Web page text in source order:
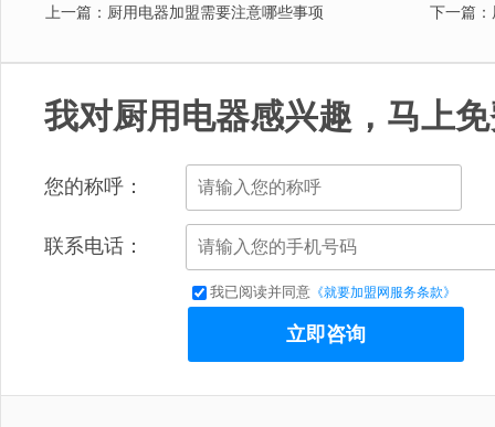
下一篇
上一篇：厨用电器加盟需要注意哪些事项
我对厨用电器感兴趣，马上
您的称呼：
联系电话：
我已阅读并同意 《就要加盟网服务条款》
立即咨询